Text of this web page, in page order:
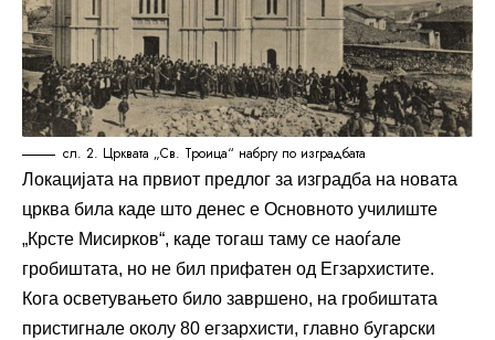
сл. 2. Црквата „Св. Троица“ набргу по изградбата
Локацијата на првиот предлог за изградба на новата
црква била каде што денес е Основното училиште
„Крсте Мисирков“, каде тогаш таму се наоѓале
гробиштата, но не бил прифатен од Егзархистите.
Кога осветувањето било завршено, на гробиштата
пристигнале околу 80 егзархисти, главно бугарски